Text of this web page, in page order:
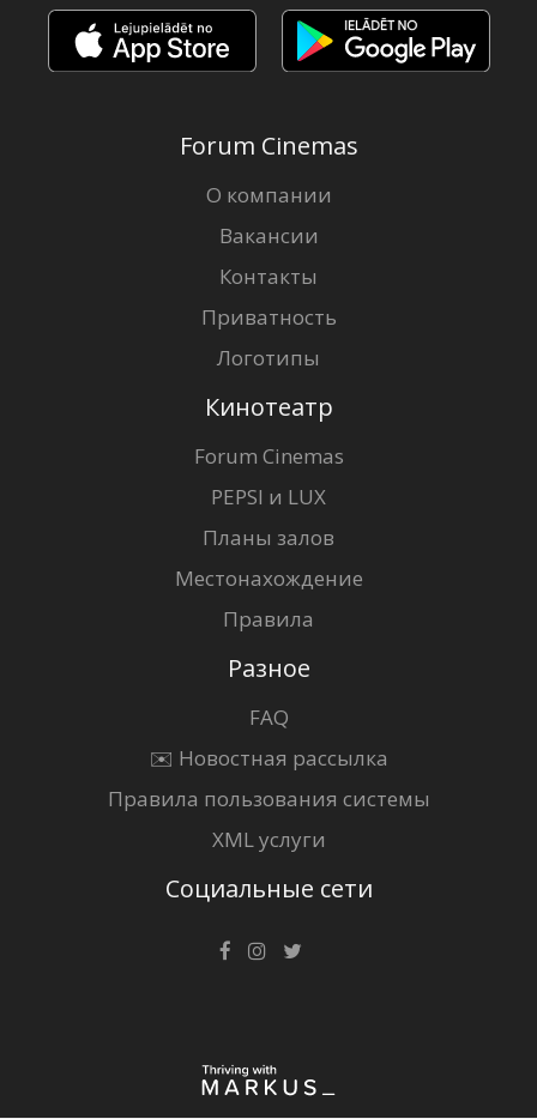
Forum Cinemas
О компании
Вакансии
Контакты
Приватность
Логотипы
Кинотеатр
Forum Cinemas
PEPSI и LUX
Планы залов
Местонахождение
Правила
Разное
FAQ
✉️ Новостная рассылка
Правила пользования системы
XML услуги
Социальные сети